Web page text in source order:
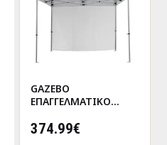
GAZEBO
ΕΠΑΓΓΕΛΜΑΤΙΚΟ
CRESSEN HM21097
374.99€